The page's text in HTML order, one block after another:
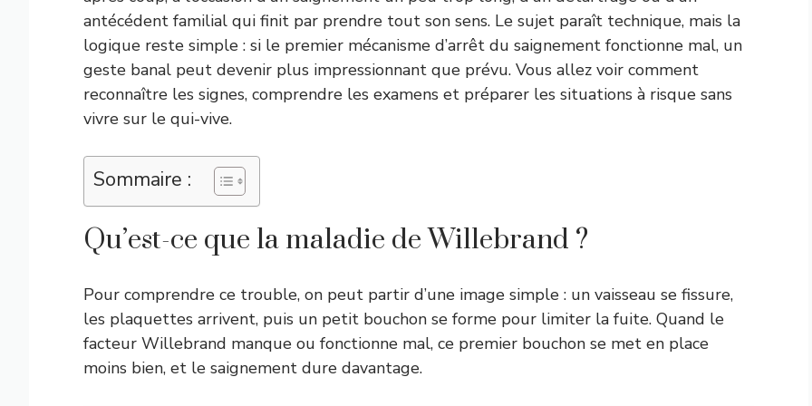
antécédent familial qui finit par prendre tout son sens. Le sujet paraît technique, mais la
logique reste simple : si le premier mécanisme d’arrêt du saignement fonctionne mal, un
geste banal peut devenir plus impressionnant que prévu. Vous allez voir comment
reconnaître les signes, comprendre les examens et préparer les situations à risque sans
vivre sur le qui-vive.
Sommaire :
Qu’est-ce que la maladie de Willebrand ?
Pour comprendre ce trouble, on peut partir d’une image simple : un vaisseau se fissure,
les plaquettes arrivent, puis un petit bouchon se forme pour limiter la fuite. Quand le
facteur Willebrand manque ou fonctionne mal, ce premier bouchon se met en place
moins bien, et le saignement dure davantage.